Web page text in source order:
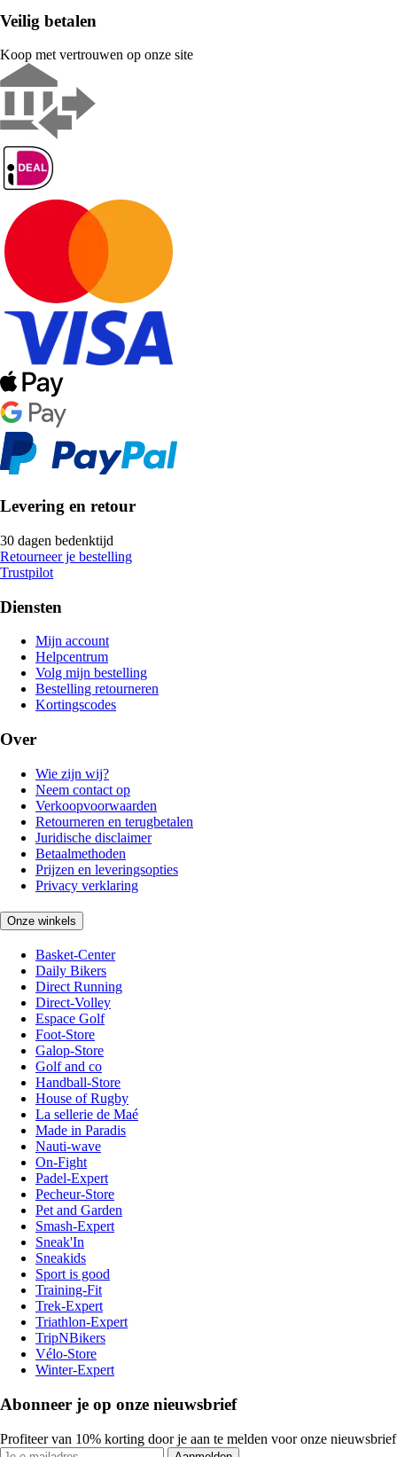
Veilig betalen
Koop met vertrouwen op onze site
Levering en retour
30 dagen bedenktijd
Retourneer je bestelling
Trustpilot
Diensten
Mijn account
Helpcentrum
Volg mijn bestelling
Bestelling retourneren
Kortingscodes
Over
Wie zijn wij?
Neem contact op
Verkoopvoorwaarden
Retourneren en terugbetalen
Juridische disclaimer
Betaalmethoden
Prijzen en leveringsopties
Privacy verklaring
Onze winkels
Basket-Center
Daily Bikers
Direct Running
Direct-Volley
Espace Golf
Foot-Store
Galop-Store
Golf and co
Handball-Store
House of Rugby
La sellerie de Maé
Made in Paradis
Nauti-wave
On-Fight
Padel-Expert
Pecheur-Store
Pet and Garden
Smash-Expert
Sneak'In
Sneakids
Sport is good
Training-Fit
Trek-Expert
Triathlon-Expert
TripNBikers
Vélo-Store
Winter-Expert
Abonneer je op onze nieuwsbrief
Profiteer van 10% korting door je aan te melden voor onze nieuwsbrief